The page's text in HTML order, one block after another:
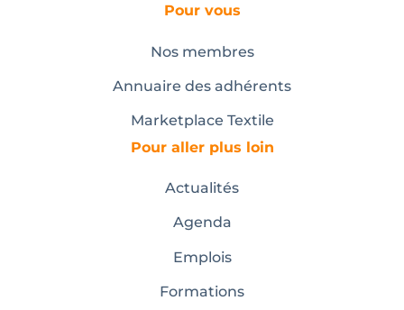
Pour vous
Nos membres
Annuaire des adhérents
Marketplace Textile
Pour aller plus loin
Actualités
Agenda
Emplois
Formations